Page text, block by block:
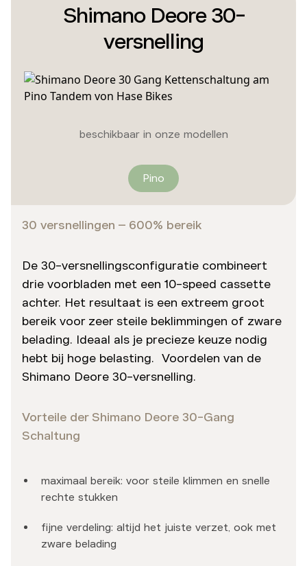
Shimano Deore 30-
versnelling
beschikbaar in onze modellen
Pino
30 versnellingen – 600% bereik
De 30-versnellingsconfiguratie combineert
drie voorbladen met een 10-speed cassette
achter. Het resultaat is een extreem groot
bereik voor zeer steile beklimmingen of zware
belading. Ideaal als je precieze keuze nodig
hebt bij hoge belasting. Voordelen van de
Shimano Deore 30-versnelling.
Vorteile der Shimano Deore 30-Gang
Schaltung
maximaal bereik: voor steile klimmen en snelle
rechte stukken
fijne verdeling: altijd het juiste verzet, ook met
zware belading